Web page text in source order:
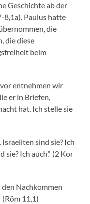
Geschichte ab der
8,1a). Paulus hatte
die
die diese
beim
entnehmen wir
er in Briefen,
hat. Ich stelle sie
Israeliten sind sie? Ich
sie? Ich auch.“ (2 Kor
den Nachkommen
(Röm 11,1)